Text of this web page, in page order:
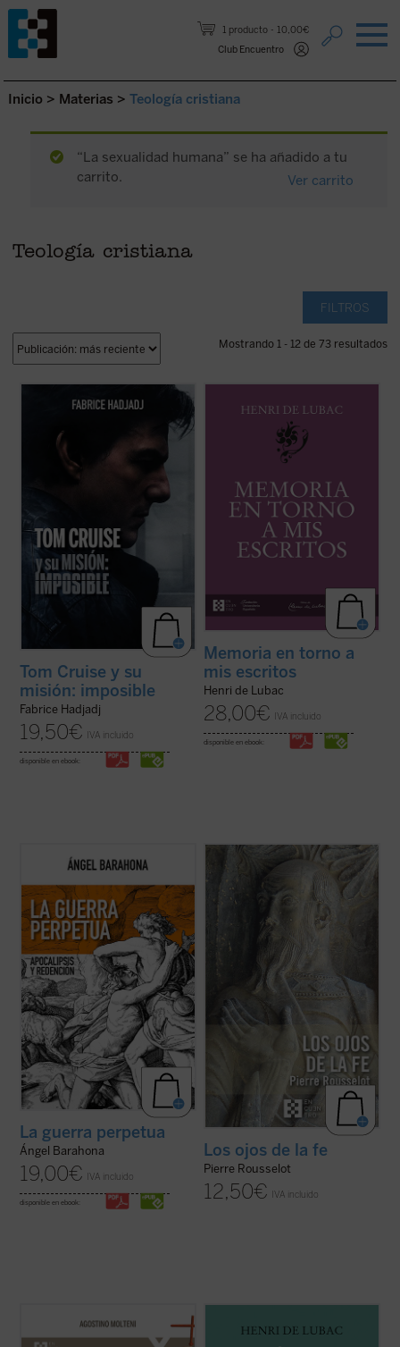
1 producto
10,00€
Club Encuentro
Saltar al contenido.
Inicio > Materias > Teología cristiana
“La sexualidad humana” se ha añadido a tu
carrito.
Ver carrito
Teología cristiana
FILTROS
Mostrando 1 - 12 de 73 resultados
cine. Cuando un actor se convierte en
inevitablemente refleja algo de su época.
Por eso, al hablar de Tom, hablamos
filosofía, teología y ...
(ver ficha)
Tom Cruise y su
misión: imposible
Fabrice Hadjadj
19,50€ IVA incluido
disponible en ebook:
primeros veinte años yMemoria en torno a
. Ambas Memorias nos
permiten conocer la vida y la obra de Henri
de Lubac desde su nacimiento en 1896
hasta el final de su período militar ...
Memoria en torno a
mis escritos
Henri de Lubac
28,00€ IVA incluido
disponible en ebook:
Las preguntas que surgen en este ensayo
son inquietantes: ¿por qué la hostilidad
permanente a lo largo de la historia de la
humanidad y podemos sospechar que lo
seguirá siendo? ¿Por qué la actividad ...
(ver ficha)
La guerra perpetua
Ángel Barahona
19,00€ IVA incluido
disponible en ebook:
Los ojos de la
continúa representando una concepción
teológica muy significativa en la historia
moderna de las explicaciones acerca de la
fe cristiana. En medio de la multiplicidad de
estas, centradas unas ...
Los ojos de la fe
Pierre Rousselot
12,50€ IVA incluido
sobre la «teología» de Charles Péguy se
han centrado solamente en algunos
cristianos en la sociedad contemporánea?